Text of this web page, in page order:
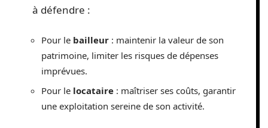
à défendre :
Pour le bailleur : maintenir la valeur de son
patrimoine, limiter les risques de dépenses
imprévues.
Pour le locataire : maîtriser ses coûts, garantir
une exploitation sereine de son activité.